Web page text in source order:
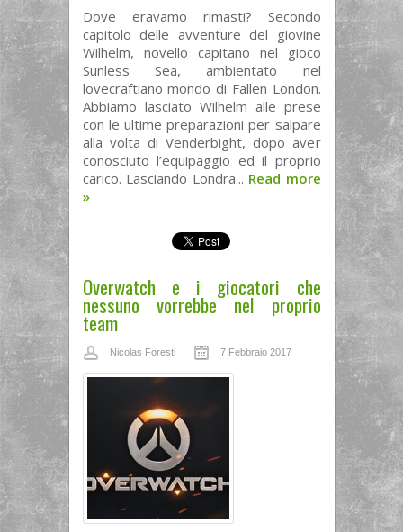
Dove eravamo rimasti? Secondo
capitolo delle avventure del giovine
Wilhelm, novello capitano nel gioco
Sunless Sea, ambientato nel
lovecraftiano mondo di Fallen London.
Abbiamo lasciato Wilhelm alle prese
con le ultime preparazioni per salpare
alla volta di Venderbight, dopo aver
conosciuto l’equipaggio ed il proprio
carico. Lasciando Londra... Read more
»
Overwatch e i giocatori che
nessuno vorrebbe nel proprio
team
Nicolas Foresti 7 Febbraio 2017